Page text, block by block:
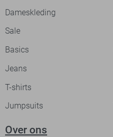
Dameskleding
Sale
Basics
Jeans
T-shirts
Jumpsuits
Over ons